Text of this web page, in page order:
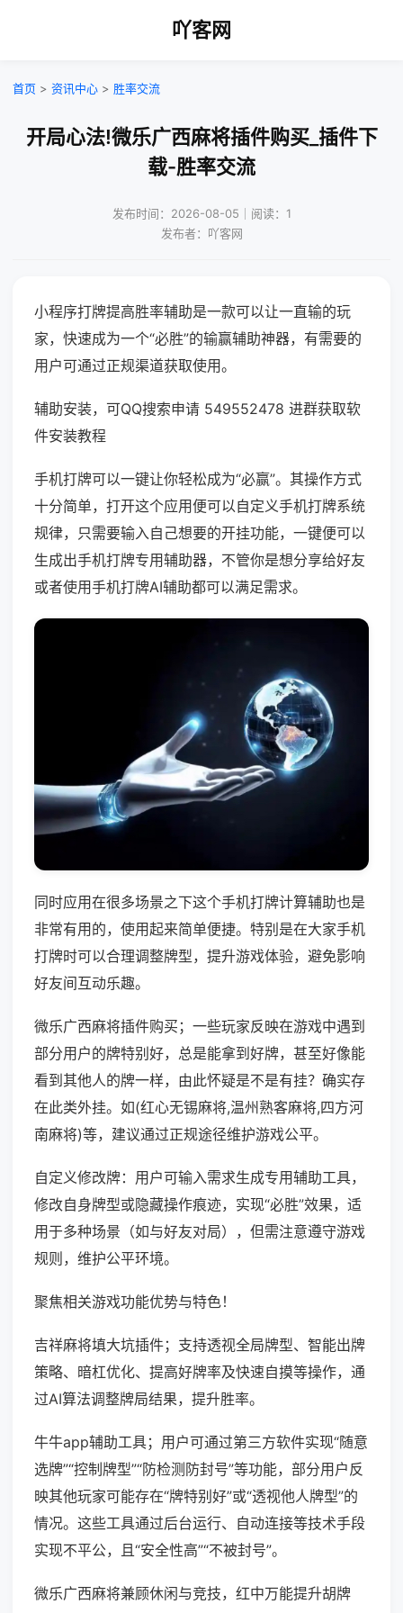
吖客网
首页 > 资讯中心 > 胜率交流
开局心法!微乐广西麻将插件购买_插件下
载-胜率交流
发布时间：2026-08-05｜阅读：1
发布者：吖客网
小程序打牌提高胜率辅助是一款可以让一直输的玩
家，快速成为一个“必胜”的输赢辅助神器，有需要的
用户可通过正规渠道获取使用。
辅助安装，可QQ搜索申请 549552478 进群获取软
件安装教程
手机打牌可以一键让你轻松成为“必赢”。其操作方式
十分简单，打开这个应用便可以自定义手机打牌系统
规律，只需要输入自己想要的开挂功能，一键便可以
生成出手机打牌专用辅助器，不管你是想分享给好友
或者使用手机打牌AI辅助都可以满足需求。
同时应用在很多场景之下这个手机打牌计算辅助也是
非常有用的，使用起来简单便捷。特别是在大家手机
打牌时可以合理调整牌型，提升游戏体验，避免影响
好友间互动乐趣。
微乐广西麻将插件购买；一些玩家反映在游戏中遇到
部分用户的牌特别好，总是能拿到好牌，甚至好像能
看到其他人的牌一样，由此怀疑是不是有挂？确实存
在此类外挂。如(红心无锡麻将,温州熟客麻将,四方河
南麻将)等，建议通过正规途径维护游戏公平。
自定义修改牌：用户可输入需求生成专用辅助工具，
修改自身牌型或隐藏操作痕迹，实现“必胜”效果，适
用于多种场景（如与好友对局），但需注意遵守游戏
规则，维护公平环境。
聚焦相关游戏功能优势与特色！
吉祥麻将填大坑插件；支持透视全局牌型、智能出牌
策略、暗杠优化、提高好牌率及快速自摸等操作，通
过AI算法调整牌局结果，提升胜率。
牛牛app辅助工具；用户可通过第三方软件实现“随意
选牌”“控制牌型”“防检测防封号”等功能，部分用户反
映其他玩家可能存在“牌特别好”或“透视他人牌型”的
情况。这些工具通过后台运行、自动连接等技术手段
实现不平公，且“安全性高”“不被封号”。
微乐广西麻将兼顾休闲与竞技，红中万能提升胡牌